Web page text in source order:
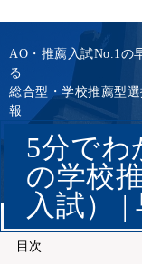
AO・推薦入試No.1の
る
総合型・学校推薦型
報
5分でわ
の学校
入試） |
目次